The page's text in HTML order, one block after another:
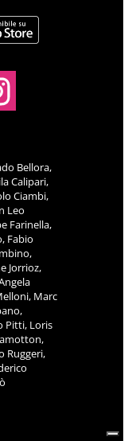
Bellora,
Calipari,
Ciambi,
Leo
Farinella,
Fabio
Jorrioz,
Marc
Pitti, Loris
Ruggeri,